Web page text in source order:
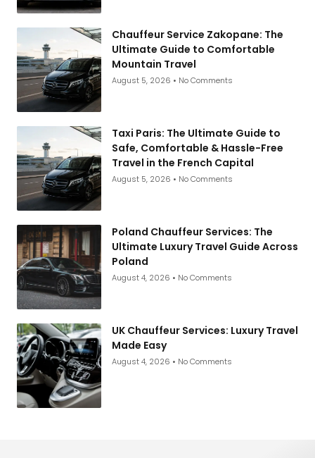
Chauffeur Service Zakopane: The
Ultimate Guide to Comfortable
Mountain Travel
August 5, 2026 No Comments
Taxi Paris: The Ultimate Guide to
Safe, Comfortable & Hassle-Free
Travel in the French Capital
August 5, 2026 No Comments
Poland Chauffeur Services: The
Ultimate Luxury Travel Guide Across
Poland
August 4, 2026 No Comments
UK Chauffeur Services: Luxury Travel
Made Easy
August 4, 2026 No Comments